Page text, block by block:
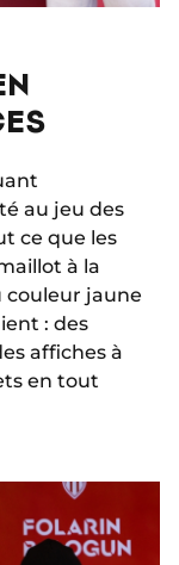
au jeu des
ce que les
à la
couleur jaune
: des
affiches à
en tout